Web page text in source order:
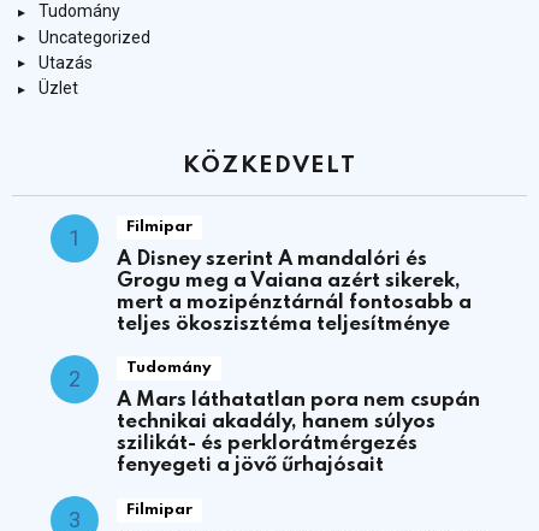
Tudomány
Uncategorized
Utazás
Üzlet
KÖZKEDVELT
Filmipar
A Disney szerint A mandalóri és
Grogu meg a Vaiana azért sikerek,
mert a mozipénztárnál fontosabb a
teljes ökoszisztéma teljesítménye
Tudomány
A Mars láthatatlan pora nem csupán
technikai akadály, hanem súlyos
szilikát- és perklorátmérgezés
fenyegeti a jövő űrhajósait
Filmipar